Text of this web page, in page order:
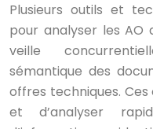
Plusieurs outils et
pour analyser les AO
veille
sémantique des
offres techniques.
et d’analyser